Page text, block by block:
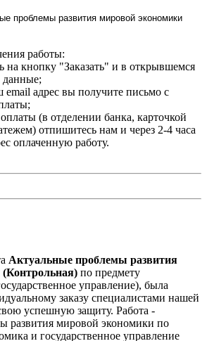
работы:
на кнопку "Заказать" и в открывшемся
данные;
адрес вы получите письмо с
(в отделении банка, карточкой
отпишитесь нам и через 2-4 часа
оплаченную работу.
Актуальные проблемы развития
по предмету
управление), была
заказу специалистами нашей
успешную защиту. Работа -
развития мировой экономики по
и государственное управление